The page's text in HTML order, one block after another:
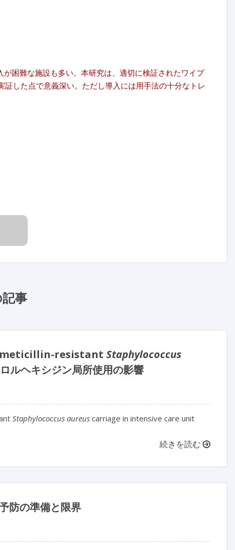
困難な施設も多い。本研究は、適切に検証されたワイプ
した点で意義深い。ただし導入には用手法の十分なトレ
事
（meticillin-resistant Staphylococcus
ルヘキシジン局所使用の影響
Staphylococcus aureus carriage in intensive care unit
続きを読む
防の準備と限界